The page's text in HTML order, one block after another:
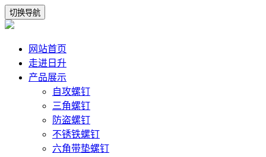
切换导航
网站首页
走进日升
产品展示
自攻螺钉
三角螺钉
防盗螺钉
不锈铁螺钉
六角带垫螺钉